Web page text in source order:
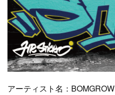
アーティスト名：BOMGROW